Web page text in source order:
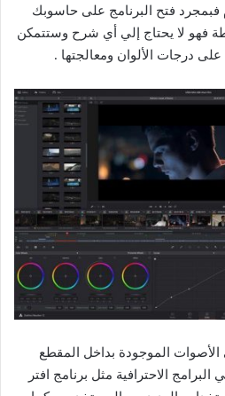
فبمجرد فتح البرنامج على حاسوبك
فهو لا يحتاج إلي أي شرح وستتمكن
درجات الألوان ومعالجتها .
الأصوات الموجودة بداخل المقطع
الاحترافية مثل برنامج افتر